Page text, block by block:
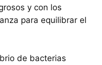
y con los
para equilibrar el
de bacterias